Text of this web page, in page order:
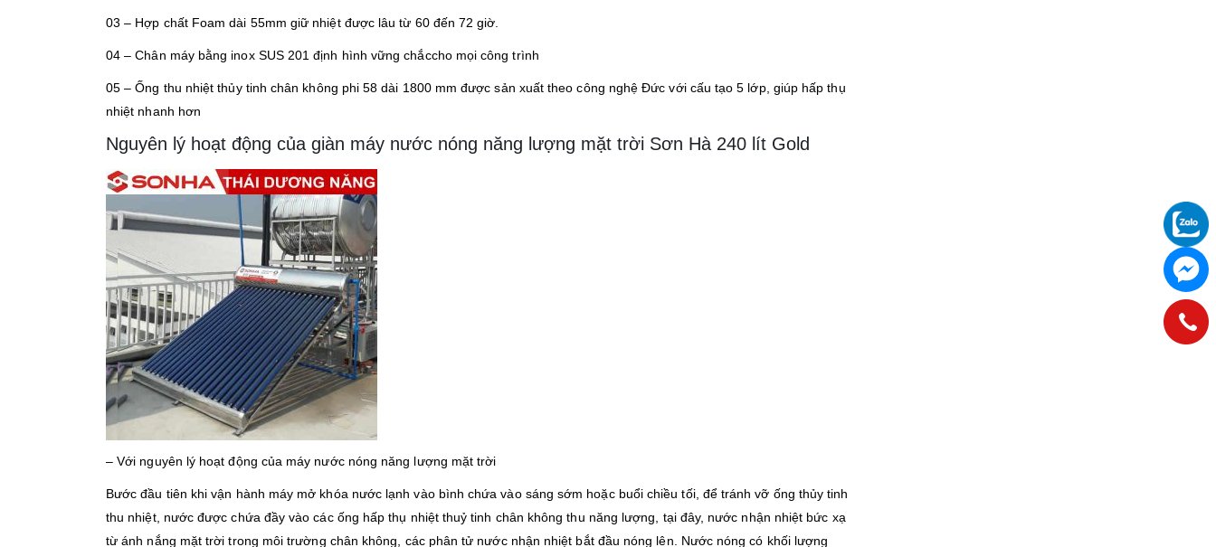
03 – Hợp chất Foam dài 55mm giữ nhiệt được lâu từ 60 đến 72 giờ.
04 – Chân máy bằng inox SUS 201 định hình vững chắccho mọi công trình
05 – Ống thu nhiệt thủy tinh chân không phi 58 dài 1800 mm được sản xuất theo công nghệ Đức với cấu tạo 5 lớp, giúp hấp thụ
nhiệt nhanh hơn
Nguyên lý hoạt động của giàn máy nước nóng năng lượng mặt trời Sơn Hà 240 lít Gold
– Với nguyên lý hoạt động của máy nước nóng năng lượng mặt trời
Bước đầu tiên khi vận hành máy mở khóa nước lạnh vào bình chứa vào sáng sớm hoặc buổi chiều tối, để tránh vỡ ống thủy tinh
thu nhiệt, nước được chứa đầy vào các ống hấp thụ nhiệt thuỷ tinh chân không thu năng lượng, tại đây, nước nhận nhiệt bức xạ
từ ánh nắng mặt trời trong môi trường chân không, các phân tử nước nhận nhiệt bắt đầu nóng lên. Nước nóng có khối lượng